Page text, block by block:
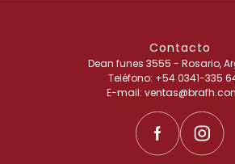
Contacto
Dean funes 3555 - Rosario,
Teléfono: +54 0341-335
E-mail: